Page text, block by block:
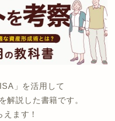
」を活用して
解説した書籍です。
ます！